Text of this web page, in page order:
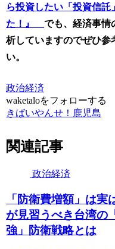
ら投資したい「投資信託
た！』でも、経済事情
析していますのでぜひ参
い。
政治経済
waketaloをフォローする
きばいやんせ！鹿児島
関連記事
政治経済
「防衛費増額」は実
が見習うべき台湾の
強」防衛戦略とは